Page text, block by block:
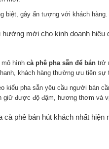
biệt, gây ấn tượng với khách hàng.
hướng mới cho kinh doanh hiệu
hình cà phê pha sẵn để bántrở
khách hàng thường ưu tiên sự
kiểu pha sẵn yêu cầu người bán
giữ được độ đậm, hương thơm và
phê bán hút khách nhất hiện